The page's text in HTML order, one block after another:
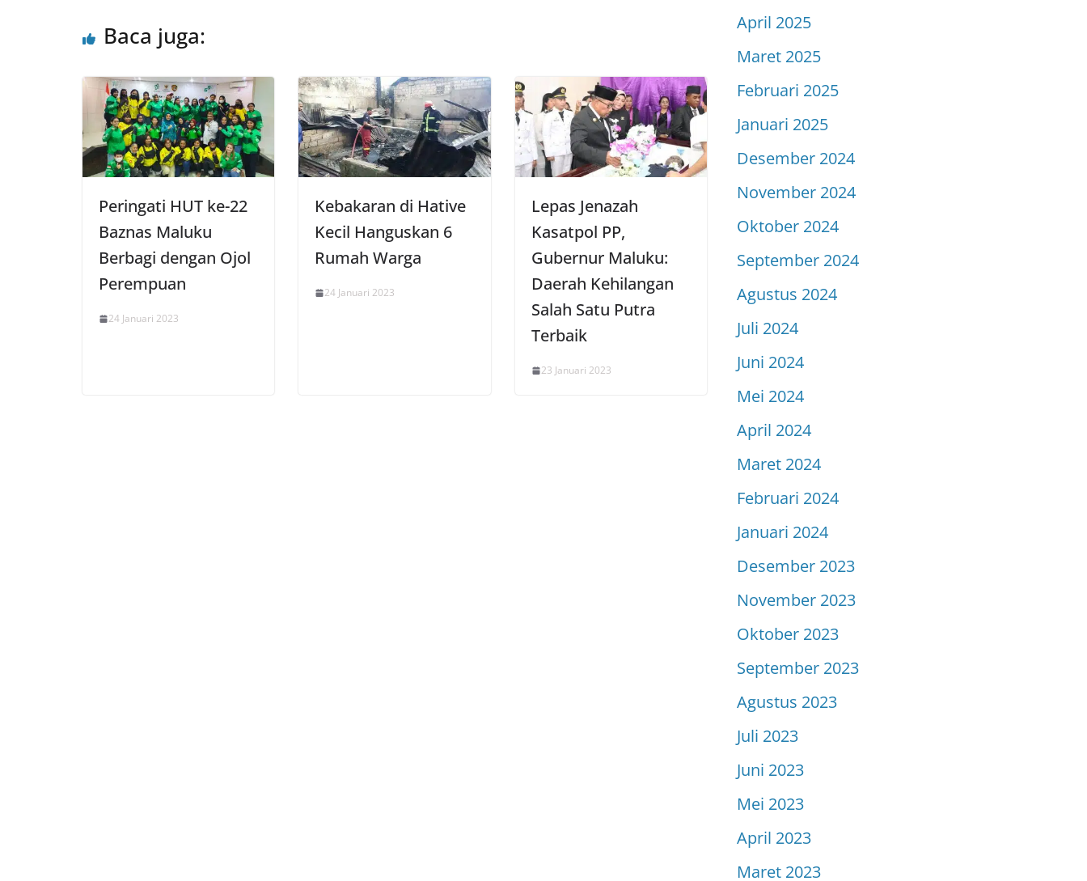
Baca juga:
Peringati HUT ke-22
Baznas Maluku
Berbagi dengan Ojol
Perempuan
24 Januari 2023
Kebakaran di Hative
Kecil Hanguskan 6
Rumah Warga
24 Januari 2023
Lepas Jenazah
Kasatpol PP,
Gubernur Maluku:
Daerah Kehilangan
Salah Satu Putra
Terbaik
23 Januari 2023
April 2025
Maret 2025
Februari 2025
Januari 2025
Desember 2024
November 2024
Oktober 2024
September 2024
Agustus 2024
Juli 2024
Juni 2024
Mei 2024
April 2024
Maret 2024
Februari 2024
Januari 2024
Desember 2023
November 2023
Oktober 2023
September 2023
Agustus 2023
Juli 2023
Juni 2023
Mei 2023
April 2023
Maret 2023